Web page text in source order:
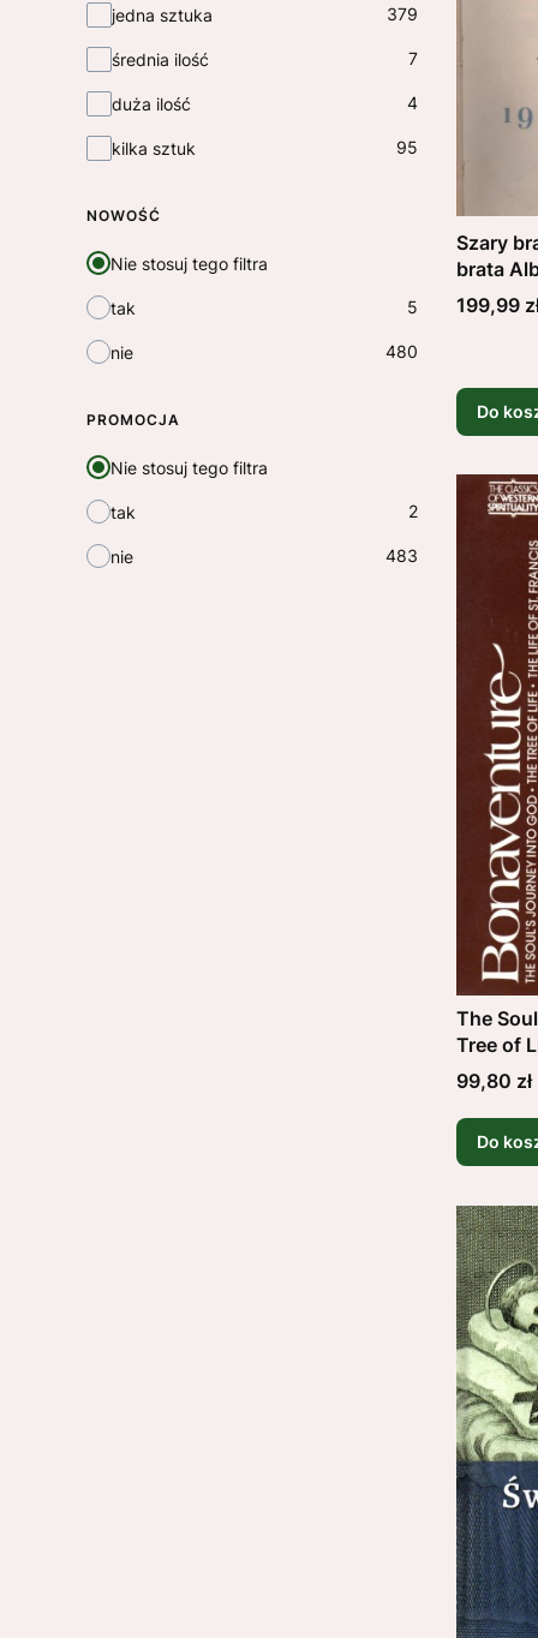
jedna sztuka 379
średnia ilość 7
duża ilość 4
kilka sztuk 95
NOWOŚĆ
Nie stosuj tego filtra
tak 5
nie 480
PROMOCJA
Nie stosuj tego filtra
tak 2
nie 483
Szary
brata
Cena
199,99
Do
The
Tree of
Cena
99,80 zł
Do